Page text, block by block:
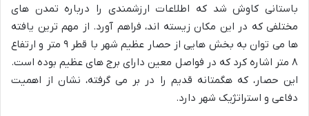
باستانی کاوش شد که اطلاعات ارزشمندی را درباره تمدن های
مختلفی که در این مکان زیسته اند، فراهم آورد. از مهم ترین یافته
ها می توان به بخش هایی از حصار عظیم شهر با قطر ۹ متر و ارتفاع
۸ متر اشاره کرد که در فواصل معین دارای برج های عظیم بوده است.
این حصار، که هگمتانه قدیم را در بر می گرفته، نشان از اهمیت
دفاعی و استراتژیک شهر دارد.